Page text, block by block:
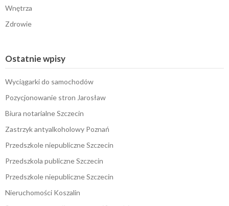
Wnętrza
Zdrowie
Ostatnie wpisy
Wyciągarki do samochodów
Pozycjonowanie stron Jarosław
Biura notarialne Szczecin
Zastrzyk antyalkoholowy Poznań
Przedszkole niepubliczne Szczecin
Przedszkola publiczne Szczecin
Przedszkole niepubliczne Szczecin
Nieruchomości Koszalin